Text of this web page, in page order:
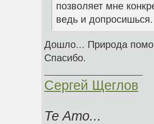
позволяет мне
ведь и допросишься.
Дошло... Природа
Спасибо.
Сергей Щеглов
Te Amo...